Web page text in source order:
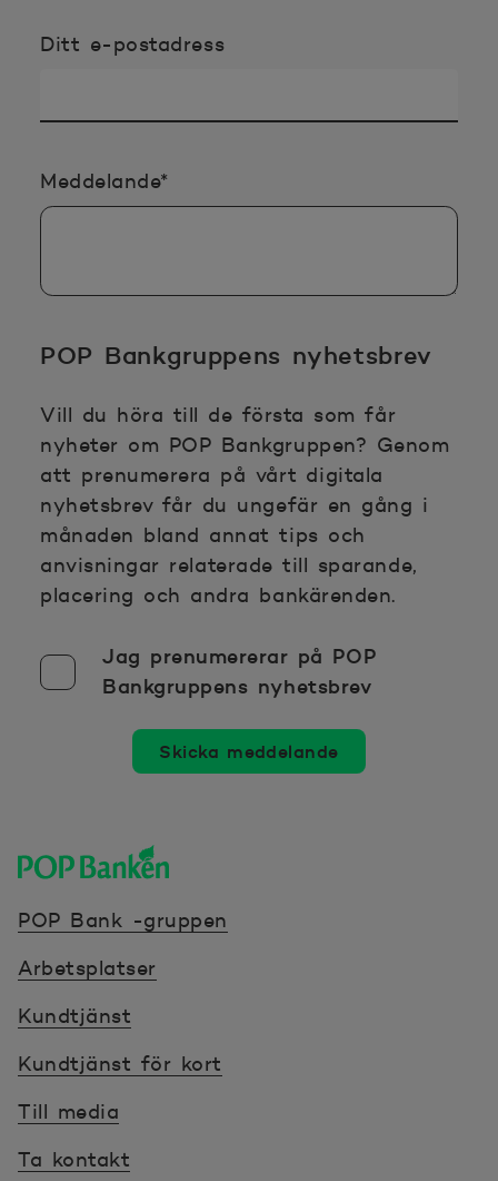
Ditt e-postadress
Meddelande*
POP Bankgruppens nyhetsbrev
Vill du höra till de första som får
nyheter om POP Bankgruppen? Genom
att prenumerera på vårt digitala
nyhetsbrev får du ungefär en gång i
månaden bland annat tips och
anvisningar relaterade till sparande,
placering och andra bankärenden.
Jag prenumererar på POP
Bankgruppens nyhetsbrev
Skicka meddelande
POP Bank -gruppen
Arbetsplatser
Kundtjänst
Kundtjänst för kort
Till media
Ta kontakt